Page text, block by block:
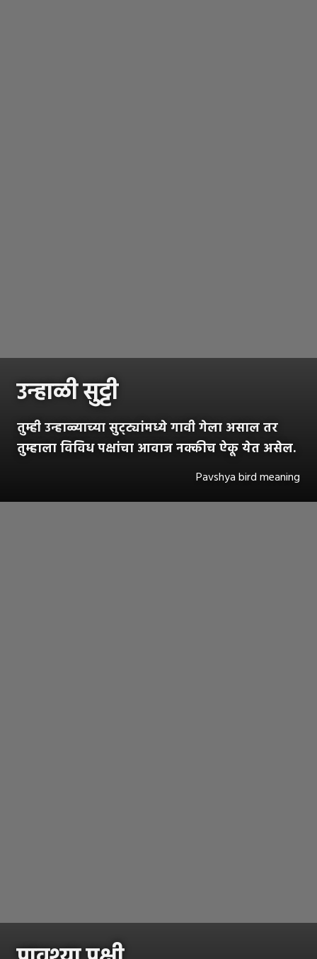
उन्हाळी सुट्टी
तुम्ही उन्हाळ्याच्या सुट्ट्यांमध्ये गावी गेला असाल तर
तुम्हाला विविध पक्षांचा आवाज नक्कीच ऐकू येत असेल.
Pavshya bird meaning